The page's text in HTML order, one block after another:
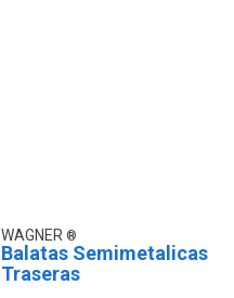
WAGNER
Balatas Semimetalicas
Traseras